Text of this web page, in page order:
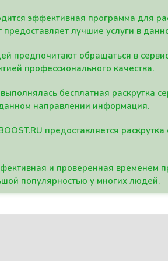
эффективная программа для
предоставляет лучшие услуги в
предпочитают обращаться в
профессионального качества.
бесплатная раскрутка
направлении информация.
предоставляется
и проверенная временем
популярностью у многих людей.